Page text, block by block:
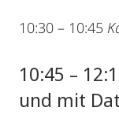
10:30 – 10:45
10:45 –
und mit